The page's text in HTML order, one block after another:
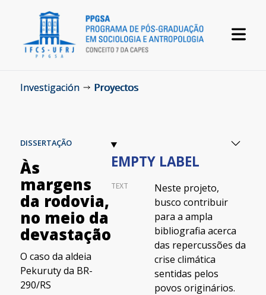
Investigación Proyectos
DISSERTAÇÃO
Às
margens
da rodovia,
no meio da
devastação
O caso da aldeia
Pekuruty da BR-
290/RS
EMPTY LABEL
TEXT
Neste projeto,
busco contribuir
para a ampla
bibliografia acerca
das repercussões da
crise climática
sentidas pelos
povos originários.